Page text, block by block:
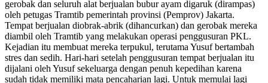
gerobak dan seluruh alat berjualan bubur ayam digaruk (dirampas)
oleh petugas Tramtib pemerintah provinsi (Pemprov) Jakarta.
Tempat berjualan diobrak-abrik (dihancurkan) dan gerobak mereka
diambil oleh Tramtib yang melakukan operasi penggusuran PKL.
Kejadian itu membuat mereka terpukul, terutama Yusuf bertambah
stres dan sedih. Hari-hari setelah penggusuran tempat berjualan itu
dijalani oleh Yusuf sekeluarga dengan penuh kepedihan karena
sudah tidak memiliki mata pencaharian lagi. Untuk memulai lagi